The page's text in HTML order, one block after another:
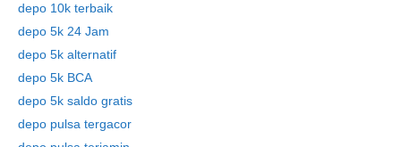
depo 10k terbaik
depo 5k 24 Jam
depo 5k alternatif
depo 5k BCA
depo 5k saldo gratis
depo pulsa tergacor